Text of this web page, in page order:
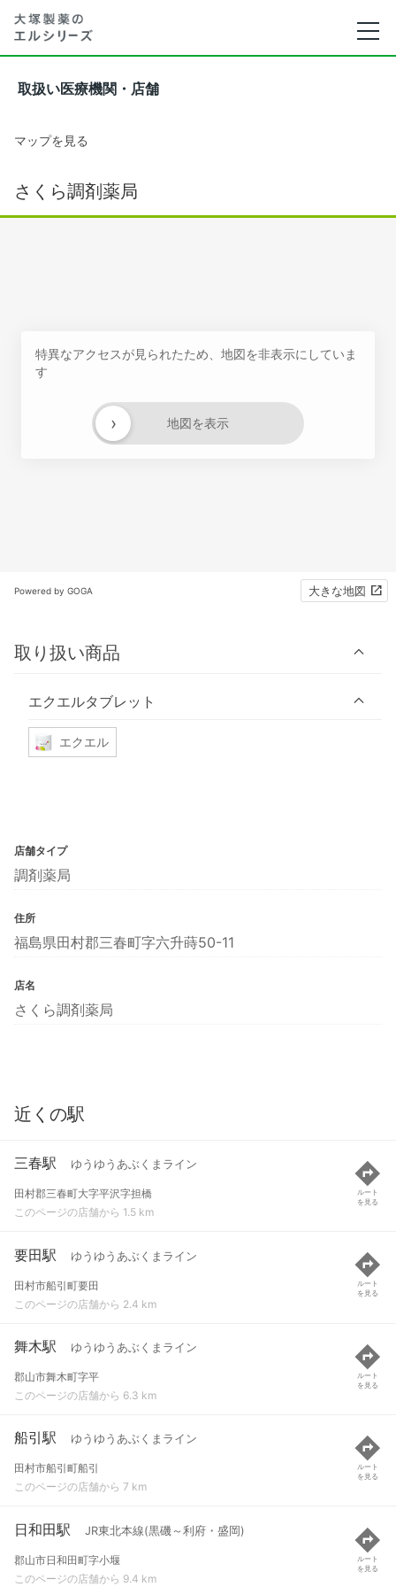
取扱い医療機関・店舗
マップを見る
さくら調剤薬局
特異なアクセスが見られたため、地図を非表示にしていま
す
地図を表示
›
Powered by GOGA 大きな地図
取り扱い商品
エクエルタブレット
エクエル
店舗タイプ
調剤薬局
住所
福島県田村郡三春町字六升蒔50-11
店名
さくら調剤薬局
近くの駅
三春駅 ゆうゆうあぶくまライン
田村郡三春町大字平沢字担橋
このページの店舗から 1.5 km
ルート
を見る
要田駅 ゆうゆうあぶくまライン
田村市船引町要田
このページの店舗から 2.4 km
ルート
を見る
舞木駅 ゆうゆうあぶくまライン
郡山市舞木町字平
このページの店舗から 6.3 km
ルート
を見る
船引駅 ゆうゆうあぶくまライン
田村市船引町船引
このページの店舗から 7 km
ルート
を見る
日和田駅 JR東北本線(黒磯～利府・盛岡)
郡山市日和田町字小堰
このページの店舗から 9.4 km
ルート
を見る